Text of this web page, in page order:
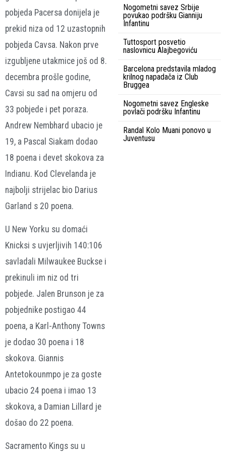
pobjeda Pacersa donijela je
prekid niza od 12 uzastopnih
pobjeda Cavsa. Nakon prve
izgubljene utakmice još od 8.
decembra prošle godine,
Cavsi su sad na omjeru od
33 pobjede i pet poraza.
Andrew Nembhard ubacio je
19, a Pascal Siakam dodao
18 poena i devet skokova za
Indianu. Kod Clevelanda je
najbolji strijelac bio Darius
Garland s 20 poena.
U New Yorku su domaći
Knicksi s uvjerljivih 140:106
savladali Milwaukee Buckse i
prekinuli im niz od tri
pobjede. Jalen Brunson je za
pobjednike postigao 44
poena, a Karl-Anthony Towns
je dodao 30 poena i 18
skokova. Giannis
Antetokounmpo je za goste
ubacio 24 poena i imao 13
skokova, a Damian Lillard je
došao do 22 poena.
Sacramento Kings su u
Nogometni savez Srbije
povukao podršku Gianniju
Infantinu
Tuttosport posvetio
naslovnicu Alajbegoviću
Barcelona predstavila mladog
krilnog napadača iz Club
Bruggea
Nogometni savez Engleske
povlači podršku Infantinu
Randal Kolo Muani ponovo u
Juventusu